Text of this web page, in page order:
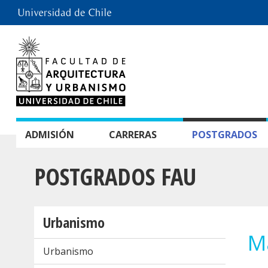
ADMISIÓN CARRERAS POSTGRADOS
POSTGRADOS FAU
Urbanismo
Urbanismo